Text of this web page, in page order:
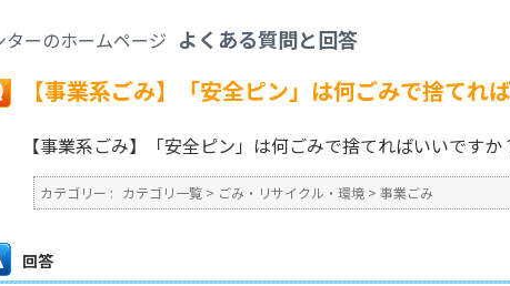
よくある質問と回答
【事業系ごみ】「安全ピン」は何ごみで捨てれ
【事業系ごみ】「安全ピン」は何ごみで捨てればいいですか
カテゴリー : カテゴリ一覧 > ごみ・リサイクル・環境 > 事業ごみ
回答